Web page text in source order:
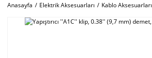
Anasayfa Elektrik Aksesuarları Kablo Aksesuarları